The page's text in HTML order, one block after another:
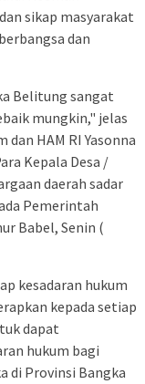
sikap masyarakat
dan
Belitung sangat
mungkin," jelas
HAM RI Yasonna
Kepala Desa /
daerah sadar
Pemerintah
Babel, Senin (
kesadaran hukum
kepada setiap
dapat
hukum bagi
di Provinsi Bangka